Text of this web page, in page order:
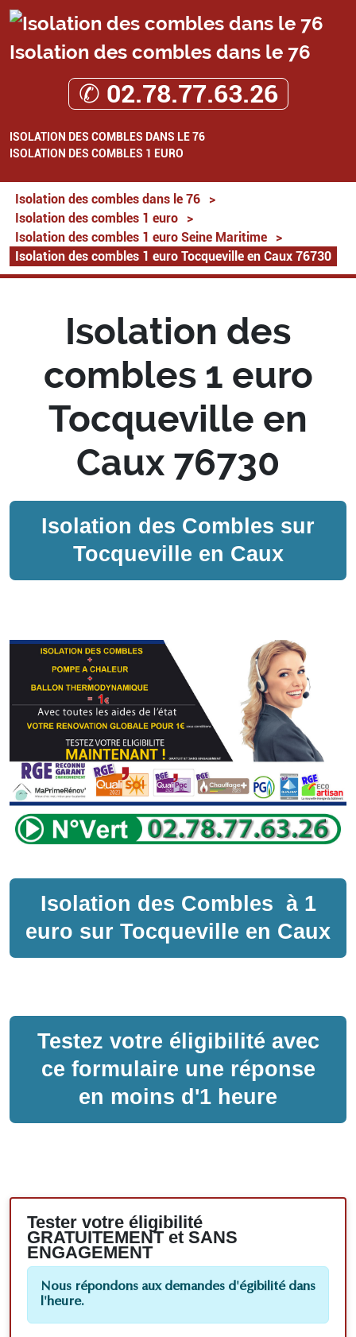
Isolation des combles dans le 76
✆ 02.78.77.63.26
ISOLATION DES COMBLES DANS LE 76
ISOLATION DES COMBLES 1 EURO
Isolation des combles dans le 76
>
Isolation des combles 1 euro
>
Isolation des combles 1 euro Seine Maritime
>
Isolation des combles 1 euro Tocqueville en Caux 76730
Isolation des
combles 1 euro
Tocqueville en
Caux 76730
Isolation des Combles sur
Tocqueville en Caux
Isolation des Combles à 1
euro sur Tocqueville en Caux
Testez votre éligibilité avec
ce formulaire une réponse
en moins d'1 heure
Tester votre éligibilité
GRATUITEMENT et SANS
ENGAGEMENT
Nous répondons aux demandes d'égibilité dans
l'heure.